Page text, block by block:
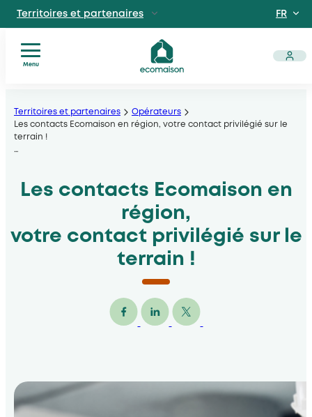
au
contenu
Site dédié aux particuliers
Professionnels
Territoires et partenaires FR
Menu
locales
Acteurs
solidaires
Documents
Territoires et partenaires
Opérateurs
Les contacts Ecomaison en région, votre contact privilégié sur le
terrain !
…
Les contacts Ecomaison en
région,
votre contact privilégié sur le
terrain !